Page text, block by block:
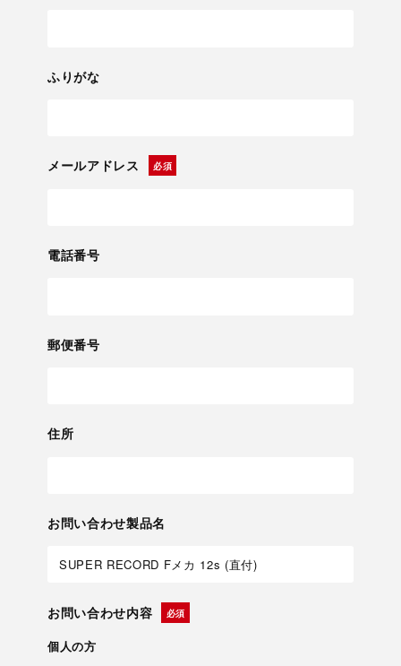
ふりがな
メールアドレス
電話番号
郵便番号
住所
お問い合わせ製品名
お問い合わせ内容
個人の方